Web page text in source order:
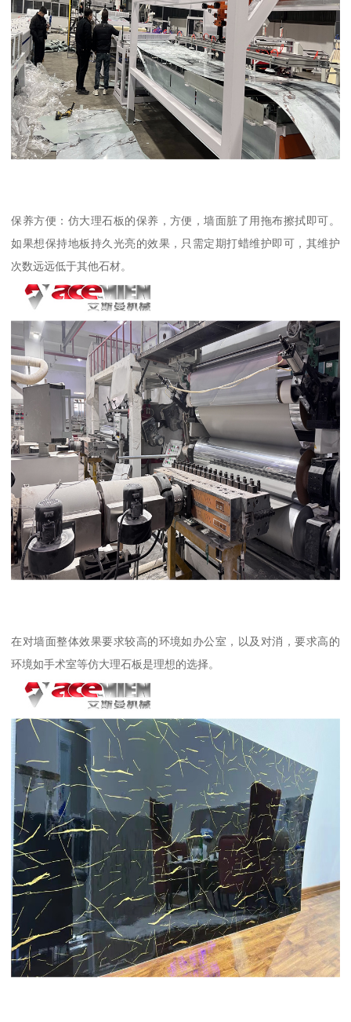
保养方便：仿大理石板的保养，方便，墙面脏了用拖布擦拭即可。
如果想保持地板持久光亮的效果，只需定期打蜡维护即可，其维护
次数远远低于其他石材。
在对墙面整体效果要求较高的环境如办公室，以及对消，要求高的
环境如手术室等仿大理石板是理想的选择。